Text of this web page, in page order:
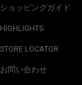
ショッピングガイド
HIGHLIGHTS
STORE LOCATOR
お問い合わせ